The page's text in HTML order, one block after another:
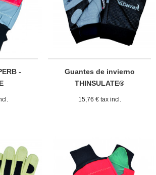
-
Guantes de invierno
THINSULATE®
15,76 € tax incl.